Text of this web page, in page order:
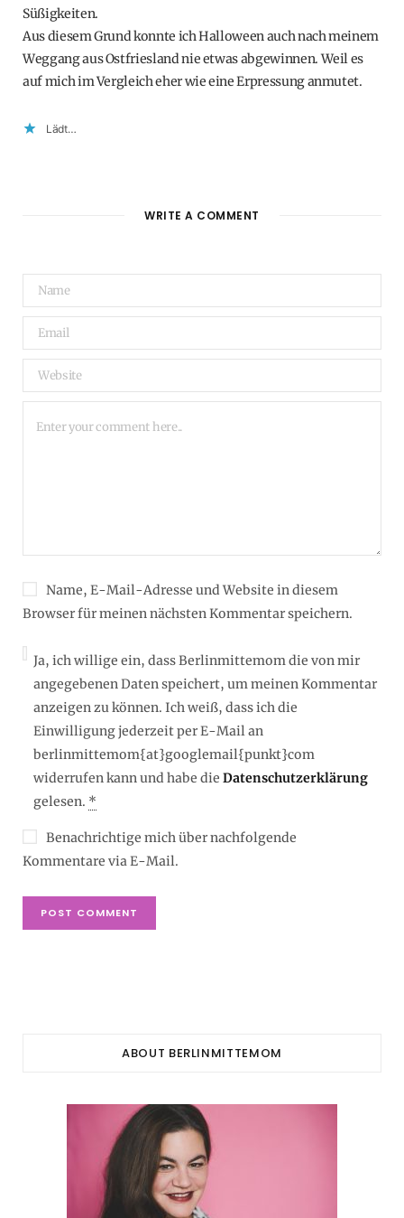
Süßigkeiten.
Aus diesem Grund konnte ich Halloween auch nach meinem
Weggang aus Ostfriesland nie etwas abgewinnen. Weil es
auf mich im Vergleich eher wie eine Erpressung anmutet.
Lädt…
WRITE A COMMENT
Name, E-Mail-Adresse und Website in diesem
Browser für meinen nächsten Kommentar speichern.
Ja, ich willige ein, dass Berlinmittemom die von mir
angegebenen Daten speichert, um meinen Kommentar
anzeigen zu können. Ich weiß, dass ich die
Einwilligung jederzeit per E-Mail an
berlinmittemom{at}googlemail{punkt}com
widerrufen kann und habe die Datenschutzerklärung
gelesen. *
Benachrichtige mich über nachfolgende
Kommentare via E-Mail.
ABOUT BERLINMITTEMOM